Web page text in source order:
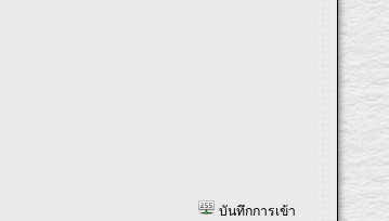
บันทึกการเข้า